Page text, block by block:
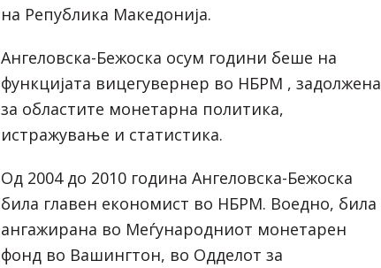
на Република Македонија.
Ангеловска-Бежоска осум години беше на
функцијата вицегувернер во НБРМ , задолжена
за областите монетарна политика,
истражување и статистика.
Од 2004 до 2010 година Ангеловска-Бежоска
била главен економист во НБРМ. Воедно, била
ангажирана во Меѓународниот монетарен
фонд во Вашингтон, во Одделот за